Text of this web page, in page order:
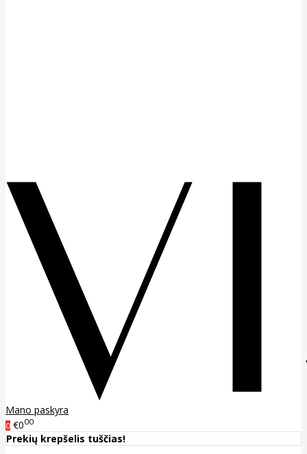
Mano paskyra
0 €000
Prekių krepšelis tuščias!